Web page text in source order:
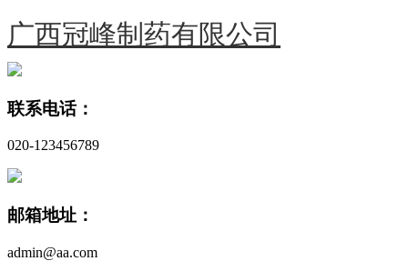
广西冠峰制药有限公司
联系电话：
020-123456789
邮箱地址：
admin@aa.com